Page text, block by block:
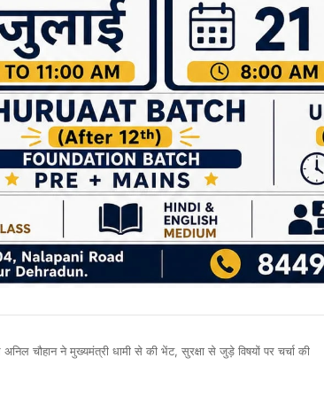
चौहान ने मुख्यमंत्री धामी से की भेंट, सुरक्षा से जुड़े विषयों पर चर्चा की